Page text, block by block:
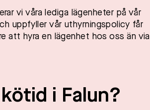
vi våra lediga lägenheter på vår
uppfyller vår uthyrningspolicy får
att hyra en lägenhet hos oss än via
i Falun?